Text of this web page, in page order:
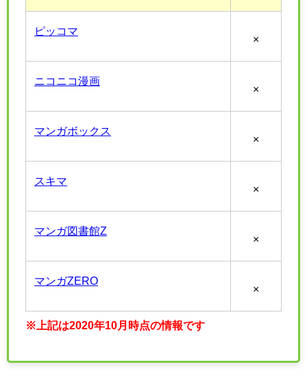
ピッコマ
×
ニコニコ漫画
×
マンガボックス
×
スキマ
×
マンガ図書館Z
×
マンガZERO
×
※上記は2020年10月時点の情報です